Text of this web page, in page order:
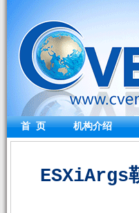
首 页 机构介绍
ESXiArgs